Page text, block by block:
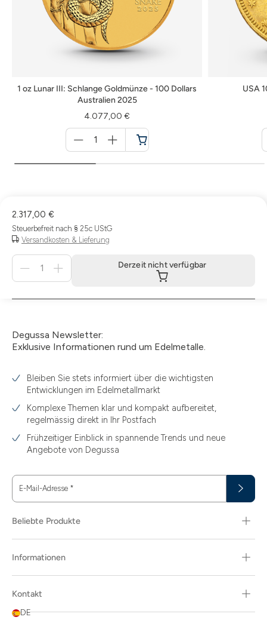
1 oz Lunar III: Schlange Goldmünze - 100 Dollars
Australien 2025
4.077,00 €
für
Warenkorb
USA
2.317,00 €
Steuerbefreit nach § 25c UStG
Versandkosten & Lieferung
Derzeit
verfügbar
Derzeit nicht verfügbar
Degussa Newsletter:
Exklusive Informationen rund um Edelmetalle.
Bleiben Sie stets informiert über die wichtigsten
Entwicklungen im Edelmetallmarkt
Komplexe Themen klar und kompakt aufbereitet,
regelmässig direkt in Ihr Postfach
Frühzeitiger Einblick in spannende Trends und neue
Angebote von Degussa
E-Mail-Adresse *
Beliebte Produkte
Informationen
Kontakt
DE